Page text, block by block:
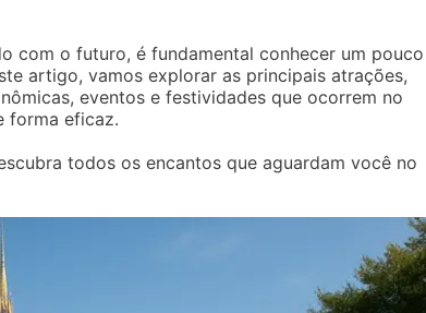
com o futuro, é fundamental conhecer um pouco
artigo, vamos explorar as principais atrações,
eventos e festividades que ocorrem no
forma eficaz.
todos os encantos que aguardam você no